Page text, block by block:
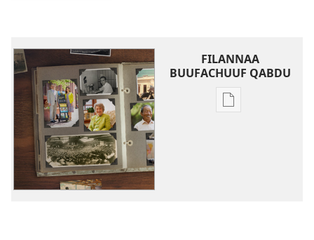
FILANNAA
BUUFACHUUF QABDU
Filannaawwan